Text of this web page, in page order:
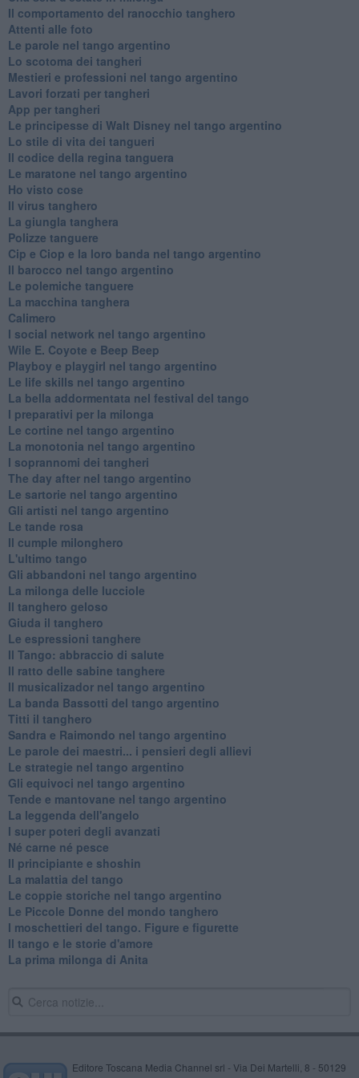
Il comportamento del ranocchio tanghero
Attenti alle foto
Le parole nel tango argentino
Lo scotoma dei tangheri
Mestieri e professioni nel tango argentino
Lavori forzati per tangheri
App per tangheri
Le principesse di Walt Disney nel tango argentino
Lo stile di vita dei tangueri
Il codice della regina tanguera
Le maratone nel tango argentino
Ho visto cose
Il virus tanghero
La giungla tanghera
Polizze tanguere
Cip e Ciop e la loro banda nel tango argentino
Il barocco nel tango argentino
Le polemiche tanguere
La macchina tanghera
Calimero
​I social network nel tango argentino
Wile E. Coyote e Beep Beep
Playboy e playgirl nel tango argentino
Le life skills nel tango argentino
La bella addormentata nel festival del tango
I preparativi per la milonga
Le cortine nel tango argentino
La monotonia nel tango argentino
I soprannomi dei tangheri
The day after nel tango argentino
Le sartorie nel tango argentino
Gli artisti nel tango argentino
Le tande rosa
Il cumple milonghero
L'ultimo tango
Gli abbandoni nel tango argentino
La milonga delle lucciole
Il tanghero geloso
Giuda il tanghero
Le espressioni tanghere
Il Tango: abbraccio di salute
Il ratto delle sabine tanghere
Il musicalizador nel tango argentino
La banda Bassotti del tango argentino
Titti il tanghero
Sandra e Raimondo nel tango argentino
Le parole dei maestri... i pensieri degli allievi
Le strategie nel tango argentino
Gli equivoci nel tango argentino
Tende e mantovane nel tango argentino
La leggenda dell'angelo
I super poteri degli avanzati
​Né carne né pesce
Il principiante e shoshin
La malattia del tango
Le coppie storiche nel tango argentino
​Le Piccole Donne del mondo tanghero
I moschettieri del tango. Figure e figurette
Il tango e le storie d'amore
​La prima milonga di Anita
Editore Toscana Media Channel srl - Via Dei Martelli, 8 - 50129